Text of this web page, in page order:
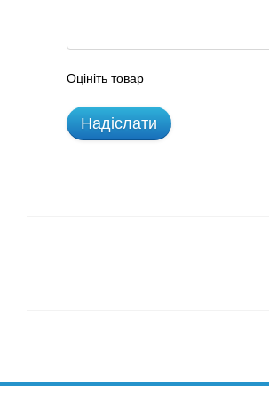
Оцініть товар
Надіслати